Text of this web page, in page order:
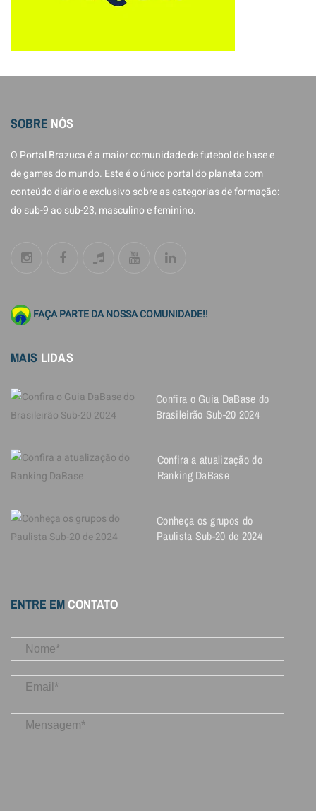
SOBRE NÓS
O Portal Brazuca é a maior comunidade de futebol de base e
de games do mundo. Este é o único portal do planeta com
conteúdo diário e exclusivo sobre as categorias de formação:
do sub-9 ao sub-23, masculino e feminino.
FAÇA PARTE DA NOSSA COMUNIDADE!!
MAIS LIDAS
Confira o Guia DaBase do
Brasileirão Sub-20 2024
Confira a atualização do
Ranking DaBase
Conheça os grupos do
Paulista Sub-20 de 2024
ENTRE EMCONTATO